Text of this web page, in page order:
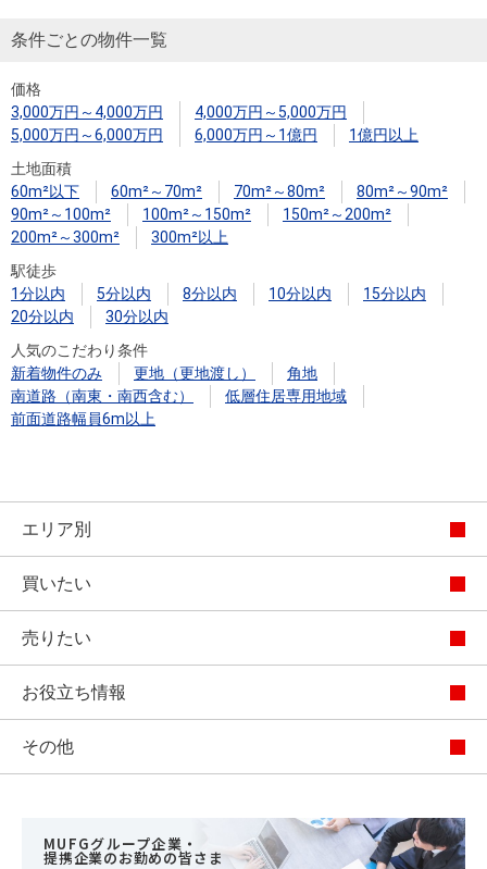
税金の本
（電子ブ
ック）
（電子ブ
条件ごとの物件一覧
価格
3,000万円～4,000万円
4,000万円～5,000万円
5,000万円～6,000万円
6,000万円～1億円
1億円以上
土地面積
60m²以下
60m²～70m² 70m²～80m²
80m²～90m²
90m²～100m²
100m²～150m²
150m²～200m²
200m²～300m²
300m²以上
駅徒歩
1分以内
5分以内 8分以内 10分以内
15分以内
20分以内
30分以内
人気のこだわり条件
新着物件のみ
更地（更地渡し）
角地
南道路（南東・南西含む）
低層住居専用地域
前面道路幅員6m以上
エリア別
買いたい
売りたい
お役立ち情報
その他
MUFGグループ企業・
提携企業のお勤めの皆さま